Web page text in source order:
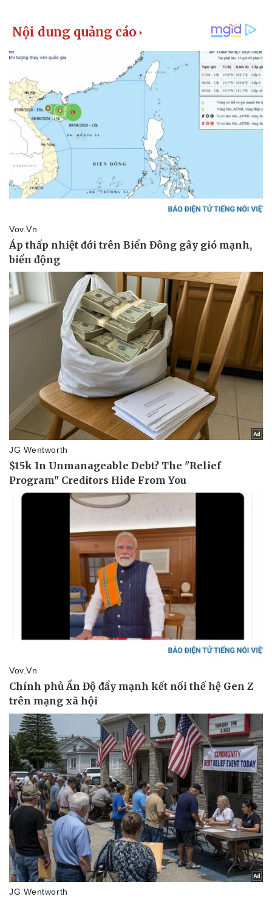
Thể thao
Bóng đá
Lịch thi đấu bóng đá
Thế giới thể thao
Ô tô
Xe máy